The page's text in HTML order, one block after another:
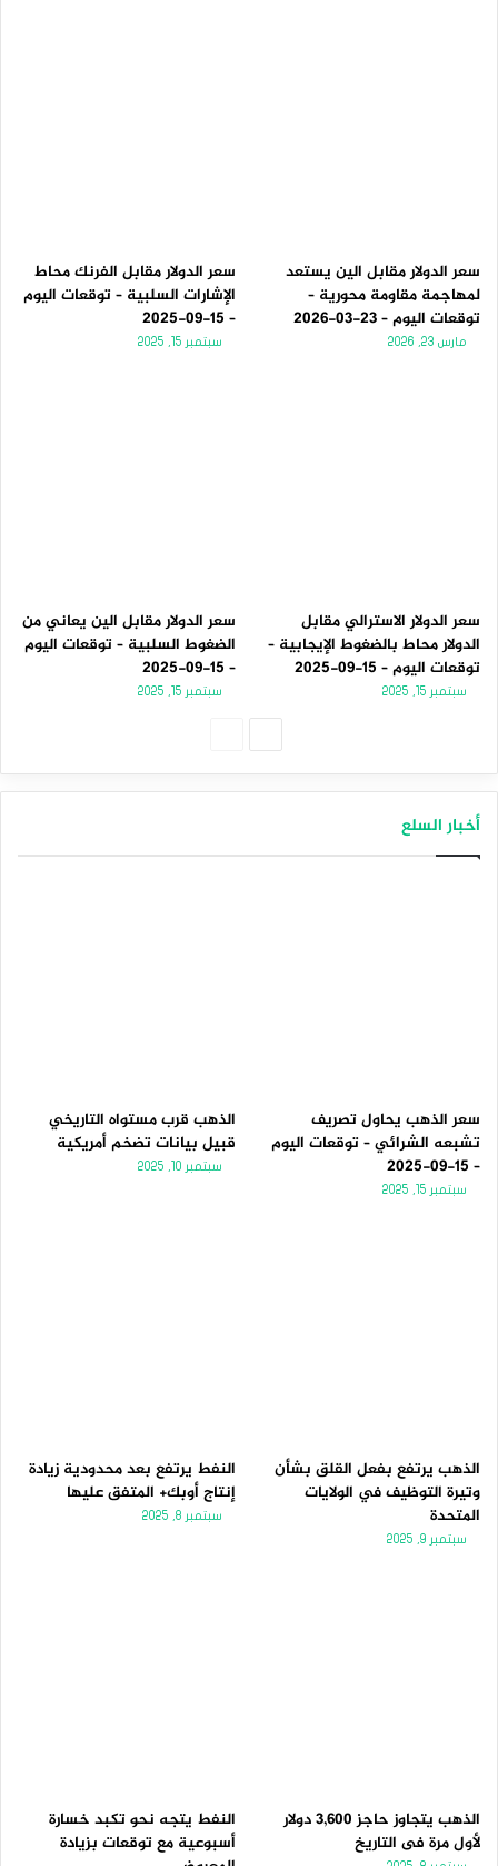
سعر الدولار مقابل الين يستعد
لمهاجمة مقاومة محورية –
توقعات اليوم – 23-03-2026
مارس 23, 2026
سعر الدولار مقابل الفرنك محاط
الإشارات السلبية – توقعات اليوم
– 15-09-2025
سبتمبر 15, 2025
سعر الدولار الاسترالي مقابل
الدولار محاط بالضغوط الإيجابية –
توقعات اليوم – 15-09-2025
سبتمبر 15, 2025
سعر الدولار مقابل الين يعاني من
الضغوط السلبية – توقعات اليوم
– 15-09-2025
سبتمبر 15, 2025
أخبار السلع
سعر الذهب يحاول تصريف
تشبعه الشرائي – توقعات اليوم
– 15-09-2025
سبتمبر 15, 2025
الذهب قرب مستواه التاريخي
قبيل بيانات تضخم أمريكية
سبتمبر 10, 2025
الذهب يرتفع بفعل القلق بشأن
وتيرة التوظيف في الولايات
المتحدة
سبتمبر 9, 2025
النفط يرتفع بعد محدودية زيادة
إنتاج أوبك+ المتفق عليها
سبتمبر 8, 2025
الذهب يتجاوز حاجز 3,600 دولار
لأول مرة فى التاريخ
النفط يتجه نحو تكبد خسارة
أسبوعية مع توقعات بزيادة